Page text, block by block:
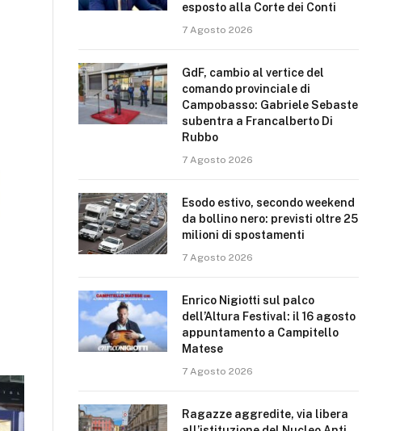
esposto alla Corte dei Conti
7 Agosto 2026
GdF, cambio al vertice del
comando provinciale di
Campobasso: Gabriele Sebaste
subentra a Francalberto Di
Rubbo
7 Agosto 2026
Esodo estivo, secondo weekend
da bollino nero: previsti oltre 25
milioni di spostamenti
7 Agosto 2026
Enrico Nigiotti sul palco
dell’Altura Festival: il 16 agosto
appuntamento a Campitello
Matese
7 Agosto 2026
Ragazze aggredite, via libera